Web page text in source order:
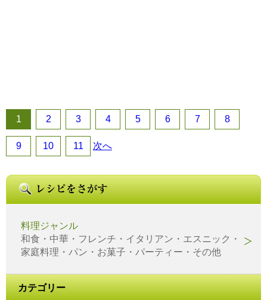
1 2 3 4 5 6 7 8
9 10 11 次へ
料理ジャンル
和食・中華・フレンチ・イタリアン・エスニック・
家庭料理・パン・お菓子・パーティー・その他
カテゴリー